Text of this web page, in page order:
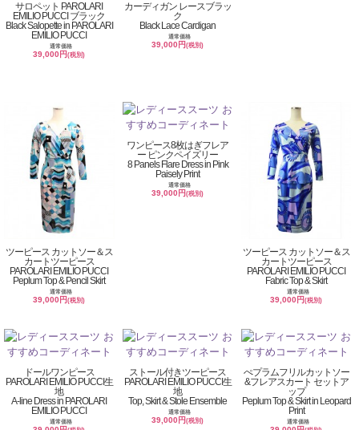
サロペット PAROLARI
EMILIO PUCCI ブラック
Black Salopette in PAROLARI
EMILIO PUCCI
通常価格
39,000円(税別)
カーディガン レースブラッ
ク
Black Lace Cardigan
通常価格
39,000円(税別)
ツーピース カットソー＆ス
カートツーピース
PAROLARI EMILIO PUCCI
Peplum Top & Pencil Skirt
通常価格
39,000円(税別)
ワンピース8枚はぎフレア
ー ピンクペイズリー
8 Panels Flare Dress in Pink
Paisely Print
通常価格
39,000円(税別)
ツーピース カットソー＆ス
カートツーピース
PAROLARI EMILIO PUCCI
Fabric Top & Skirt
通常価格
39,000円(税別)
ドールワンピース
PAROLARI EMILIO PUCCI生
地
A-line Dress in PAROLARI
EMILIO PUCCI
通常価格
ストール付きツーピース
PAROLARI EMILIO PUCCI生
地
Top, Skirt & Stole Ensemble
通常価格
39,000円(税別)
ぺプラムフリルカットソー
&フレアスカート セットア
ップ
Peplum Top & Skirt in Leopard
Print
通常価格